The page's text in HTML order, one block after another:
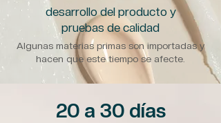
desarrollo del producto y
pruebas de calidad
Algunas materias primas son importadas y
hacen que este tiempo se afecte.
20 a 30 días